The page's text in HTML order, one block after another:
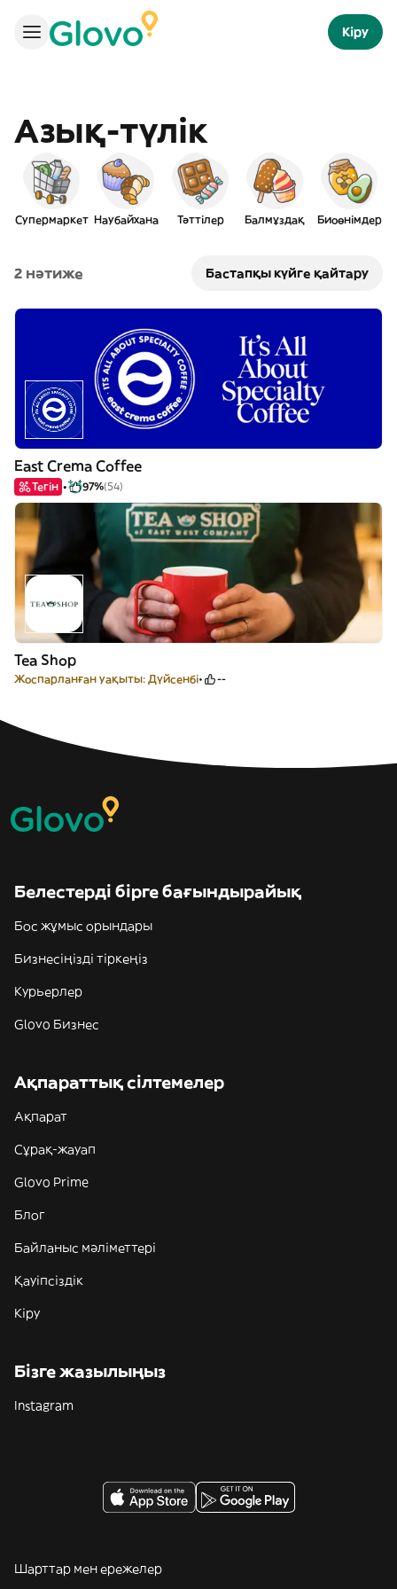
Кіру
Азық-түлік
Супермаркет Наубайхана Тәттілер Балмұздақ Биоөнімдер
2 нәтиже Бастапқы күйге қайтару
East Crema Coffee
Тегін 97%(54)
Tea Shop
Жоспарланған уақыты: Дүйсенбі --
Белестерді бірге бағындырайық
Бос жұмыс орындары
Бизнесіңізді тіркеңіз
Курьерлер
Glovo Бизнес
Ақпараттық сілтемелер
Ақпарат
Сұрақ-жауап
Glovo Prime
Блог
Байланыс мәліметтері
Қауіпсіздік
Кіру
Бізге жазылыңыз
Instagram
Шарттар мен ережелер